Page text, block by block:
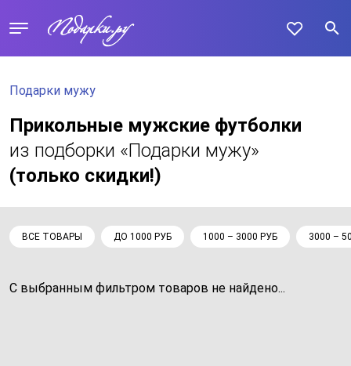
Подарки мужу
Прикольные мужские футболки
из подборки «Подарки мужу»
(только скидки!)
ВСЕ ТОВАРЫ ДО 1000 РУБ 1000 – 3000 РУБ 3000 –
С выбранным фильтром товаров не найдено...